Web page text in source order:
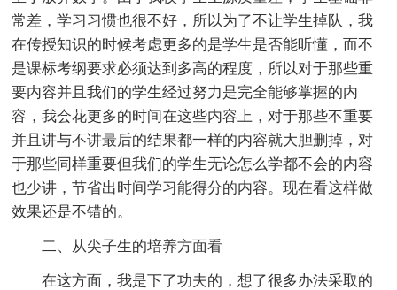
常差，学习习惯也很不好，所以为了不让学生掉队，我
在传授知识的时候考虑更多的是学生是否能听懂，而不
是课标考纲要求必须达到多高的程度，所以对于那些重
要内容并且我们的学生经过努力是完全能够掌握的内
容，我会花更多的时间在这些内容上，对于那些不重要
并且讲与不讲最后的结果都一样的内容就大胆删掉，对
于那些同样重要但我们的学生无论怎么学都不会的内容
也少讲，节省出时间学习能得分的内容。现在看这样做
效果还是不错的。
二、从尖子生的培养方面看
在这方面，我是下了功夫的，想了很多办法采取的